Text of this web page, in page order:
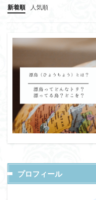
新着順 人気順
プロフィール